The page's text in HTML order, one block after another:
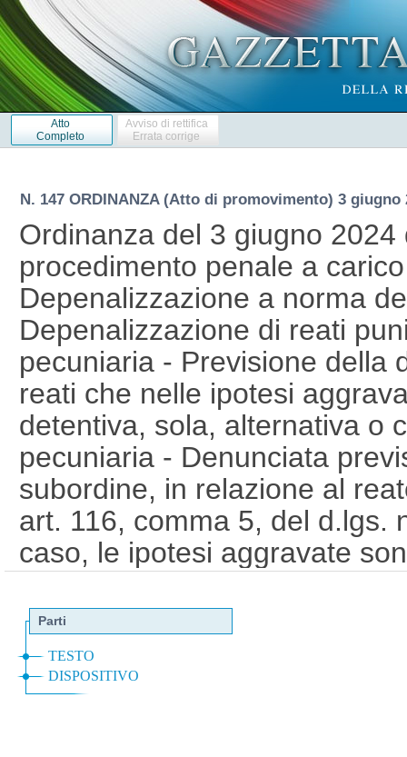
Atto
Completo
Avviso di rettifica
Errata corrige
N. 147 ORDINANZA (Atto di promovimento) 3 giugno
Ordinanza del 3 giugno
procedimento penale a
Depenalizzazione a norma
Depenalizzazione di reati
pecuniaria - Previsione della
reati che nelle ipotesi
detentiva, sola, alternativa o
pecuniaria - Denunciata
subordine, in relazione al
art. 116, comma 5, del d.lgs.
caso, le ipotesi aggravate
2016, n. 8 (Disposizioni in
norma dell'articolo 2, comma
2014, n. 67), art. 1, comma